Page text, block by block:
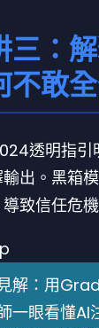
三：
不敢
透明指引
出。黑箱
致信任危機
解：用
一眼看懂AI